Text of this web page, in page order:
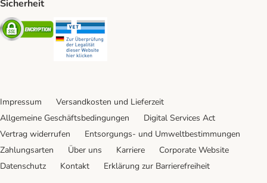
Sicherheit
Security
Impressum
Versandkosten und Lieferzeit
Allgemeine Geschäftsbedingungen
Digital Services Act
Vertrag widerrufen
Entsorgungs- und Umweltbestimmungen
Zahlungsarten
Über uns Karriere
Corporate Website
Datenschutz
Kontakt Erklärung zur Barrierefreiheit